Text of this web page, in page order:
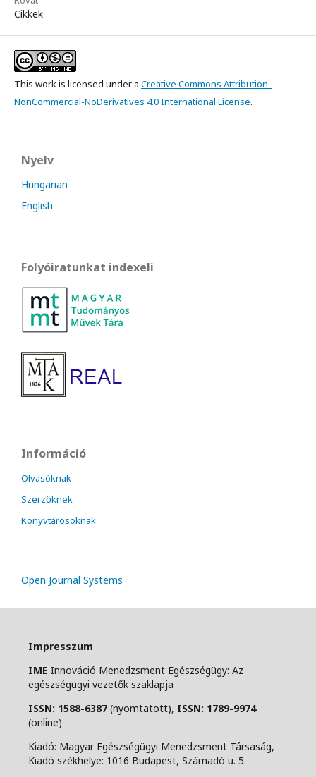
Cikkek
This work is licensed under a Creative Commons Attribution-
NonCommercial-NoDerivatives 4.0 International License.
Nyelv
Hungarian
English
Folyóiratunkat indexeli
Információ
Olvasóknak
Szerzőknek
Könyvtárosoknak
Open Journal Systems
Impresszum
IME Innováció Menedzsment Egészségügy: Az
egészségügyi vezetők szaklapja
ISSN: 1588-6387 (nyomtatott), ISSN: 1789-9974
(online)
Kiadó: Magyar Egészségügyi Menedzsment Társaság,
Kiadó székhelye: 1016 Budapest, Számadó u. 5.